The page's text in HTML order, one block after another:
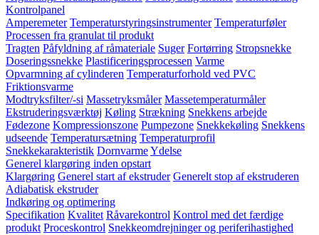
Kontrolpanel
Amperemeter Temperaturstyringsinstrumenter Temperaturføler
Processen fra granulat til produkt
Tragten Påfyldning af råmateriale Suger Fortørring Stropsnekke
Doseringssnekke Plastificeringsprocessen Varme
Opvarmning af cylinderen Temperaturforhold ved PVC
Friktionsvarme
Modtryksfilter/-si Massetryksmåler Massetemperaturmåler
Ekstruderingsværktøj Køling Strækning Snekkens arbejde
Fødezone Kompressionszone Pumpezone Snekkekøling Snekkens
udseende Temperatursætning Temperaturprofil
Snekkekarakteristik DornvarmeYdelse
Generel klargøring inden opstart
Klargøring Generel start af ekstruder Generelt stop af ekstruderen
Adiabatisk ekstruder
Indkøring og optimering
Specifikation Kvalitet Råvarekontrol Kontrol med det færdige
produkt Proceskontrol Snekkeomdrejninger og periferihastighed